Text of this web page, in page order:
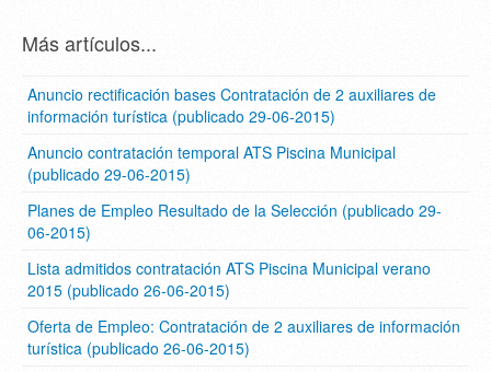
Más artículos...
Anuncio rectificación bases Contratación de 2 auxiliares de
información turística (publicado 29-06-2015)
Anuncio contratación temporal ATS Piscina Municipal
(publicado 29-06-2015)
Planes de Empleo Resultado de la Selección (publicado 29-
06-2015)
Lista admitidos contratación ATS Piscina Municipal verano
2015 (publicado 26-06-2015)
Oferta de Empleo: Contratación de 2 auxiliares de información
turística (publicado 26-06-2015)